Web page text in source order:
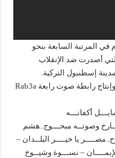
في المرتبة السابعة بنحو
التي أصدرت ضد الإنقلاب
والأغنية من كلمات وألحان الفنان رشيد غلام، وإنتاج رابطة صوت رابعة Rab3a
أكفانـــه
وصوتــه مبحـــوح..هشم
يا خيــــر البلــدان –
– نســـوة وشيــوخ